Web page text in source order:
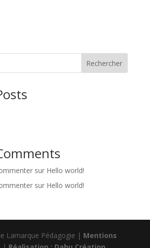
Rechercher
sur Hello world!
sur Hello world!
Lamarque Pédagogie | Mentions